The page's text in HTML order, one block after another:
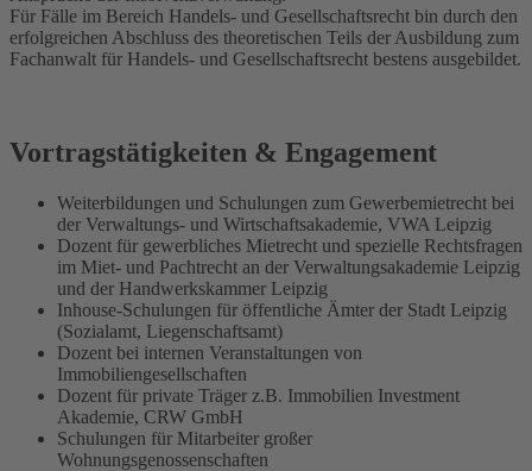
Für Fälle im Bereich Handels- und Gesellschaftsrecht bin durch den
erfolgreichen Abschluss des theoretischen Teils der Ausbildung zum
Fachanwalt für Handels- und Gesellschaftsrecht bestens ausgebildet.
Vortragstätigkeiten & Engagement
Weiterbildungen und Schulungen zum Gewerbemietrecht bei
der Verwaltungs- und Wirtschaftsakademie, VWA Leipzig
Dozent für gewerbliches Mietrecht und spezielle Rechtsfragen
im Miet- und Pachtrecht an der Verwaltungsakademie Leipzig
und der Handwerkskammer Leipzig
Inhouse-Schulungen für öffentliche Ämter der Stadt Leipzig
(Sozialamt, Liegenschaftsamt)
Dozent bei internen Veranstaltungen von
Immobiliengesellschaften
Dozent für private Träger z.B. Immobilien Investment
Akademie, CRW GmbH
Schulungen für Mitarbeiter großer
Wohnungsgenossenschaften